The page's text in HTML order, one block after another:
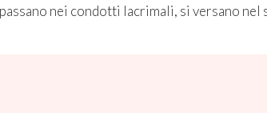
nei condotti lacrimali, si versano nel